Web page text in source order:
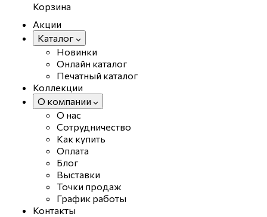
Корзина
Акции
Каталог
Новинки
Онлайн каталог
Печатный каталог
Коллекции
О компании
О нас
Сотрудничество
Как купить
Оплата
Блог
Выставки
Точки продаж
График работы
Контакты